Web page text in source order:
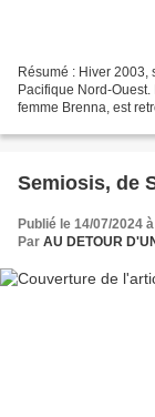
Résumé : Hiver 2003,
Pacifique Nord-
femme Brenna, est
Semiosis, de
Publié le 14/07/2024
Par AU DETOUR